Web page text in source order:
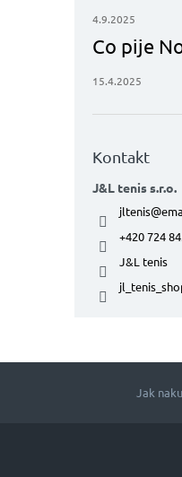
4.9.2025
Co pije
15.4.2025
Kontakt
J&L tenis s.r.o.
jltenis@
+420 724
J&L tenis
Jak